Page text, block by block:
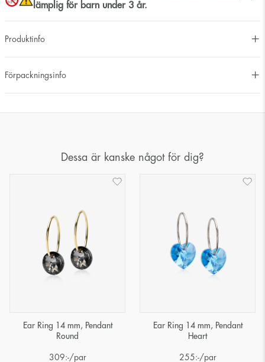
lämplig för barn under 3 år.
Produktinfo
Förpackningsinfo
Dessa är kanske något för dig?
Ear Ring 14 mm, Pendant
Round
309:-/par
Ear Ring 14 mm, Pendant
Heart
255:-/par